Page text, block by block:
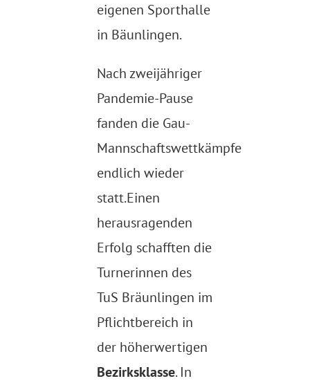
eigenen Sporthalle
in Bäunlingen.
Nach zweijähriger
Pandemie-Pause
fanden die Gau-
Mannschaftswettkämpfe
endlich wieder
statt.Einen
herausragenden
Erfolg schafften die
Turnerinnen des
TuS Bräunlingen im
Pflichtbereich in
der höherwertigen
Bezirksklasse. In